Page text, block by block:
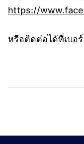
https://
หรือติดต่อได้ที่เบอ